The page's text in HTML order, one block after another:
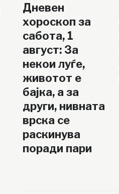
Дневен
хороскоп за
сабота, 1
август: За
некои луѓе,
животот е
бајка, а за
други, нивната
врска се
раскинува
поради пари